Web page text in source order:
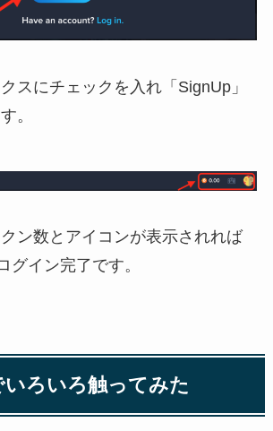
スにチェックを入れ「SignUp」
。
ン数とアイコンが表示されれば
グイン完了です。
いろいろ触ってみた